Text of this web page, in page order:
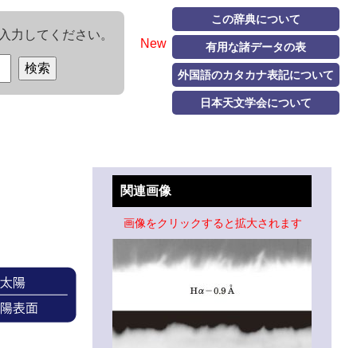
New
この辞典について
有用な諸データの表
外国語のカタカナ表記について
日本天文学会について
力してください。
関連画像
画像をクリックすると拡大されます